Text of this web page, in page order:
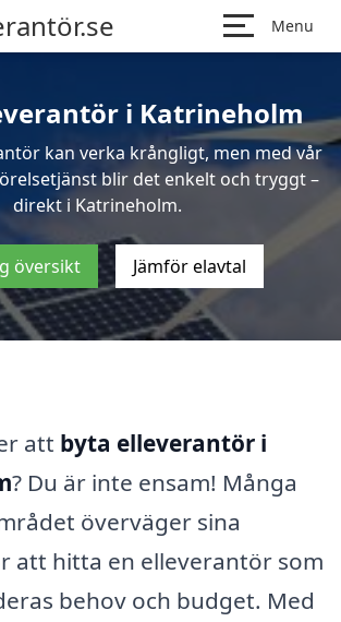
Menu
i Katrineholm
kan verka krångligt, men med vår
blir det enkelt och tryggt –
direkt i Katrineholm.
översikt Jämför elavtal
att byta elleverantör i
? Du är inte ensam! Många
överväger sina
att hitta en elleverantör som
behov och budget. Med